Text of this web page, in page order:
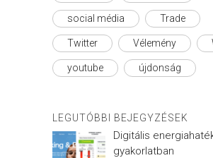
social média Trade
Twitter Vélemény
youtube újdonság
LEGUTÓBBI BEJEGYZÉSEK
Digitális
gyakorlatban